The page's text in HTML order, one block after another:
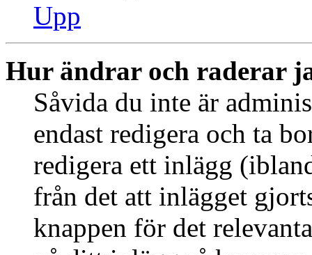
Upp
Hur ändrar och raderar
Såvida du inte är
endast redigera och ta
redigera ett inlägg
från det att inlägget
knappen för det